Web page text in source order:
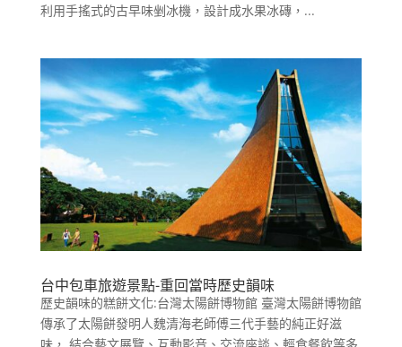
利用手搖式的古早味剉冰機，設計成水果冰磚，...
台中包車旅遊景點-重回當時歷史韻味
歷史韻味的糕餅文化:台灣太陽餅博物館 臺灣太陽餅博物館
傳承了太陽餅發明人魏清海老師傅三代手藝的純正好滋